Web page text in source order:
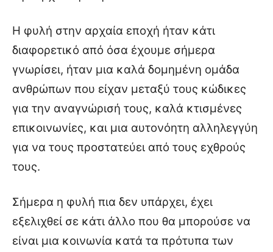
Η φυλή στην αρχαία εποχή ήταν κάτι
διαφορετικό από όσα έχουμε σήμερα
γνωρίσει, ήταν μια καλά δομημένη ομάδα
ανθρώπων που είχαν μεταξύ τους κώδικες
για την αναγνώρισή τους, καλά κτισμένες
επικοινωνίες, και μια αυτονόητη αλληλεγγύη
για να τους προστατεύει από τους εχθρούς
τους.
Σήμερα η φυλή πια δεν υπάρχει, έχει
εξελιχθεί σε κάτι άλλο που θα μπορούσε να
είναι μια κοινωνία κατά τα πρότυπα των